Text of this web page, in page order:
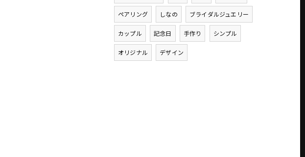
ペアリング しなの ブライダルジュエリー
カップル 記念日 手作り シンプル
オリジナル デザイン